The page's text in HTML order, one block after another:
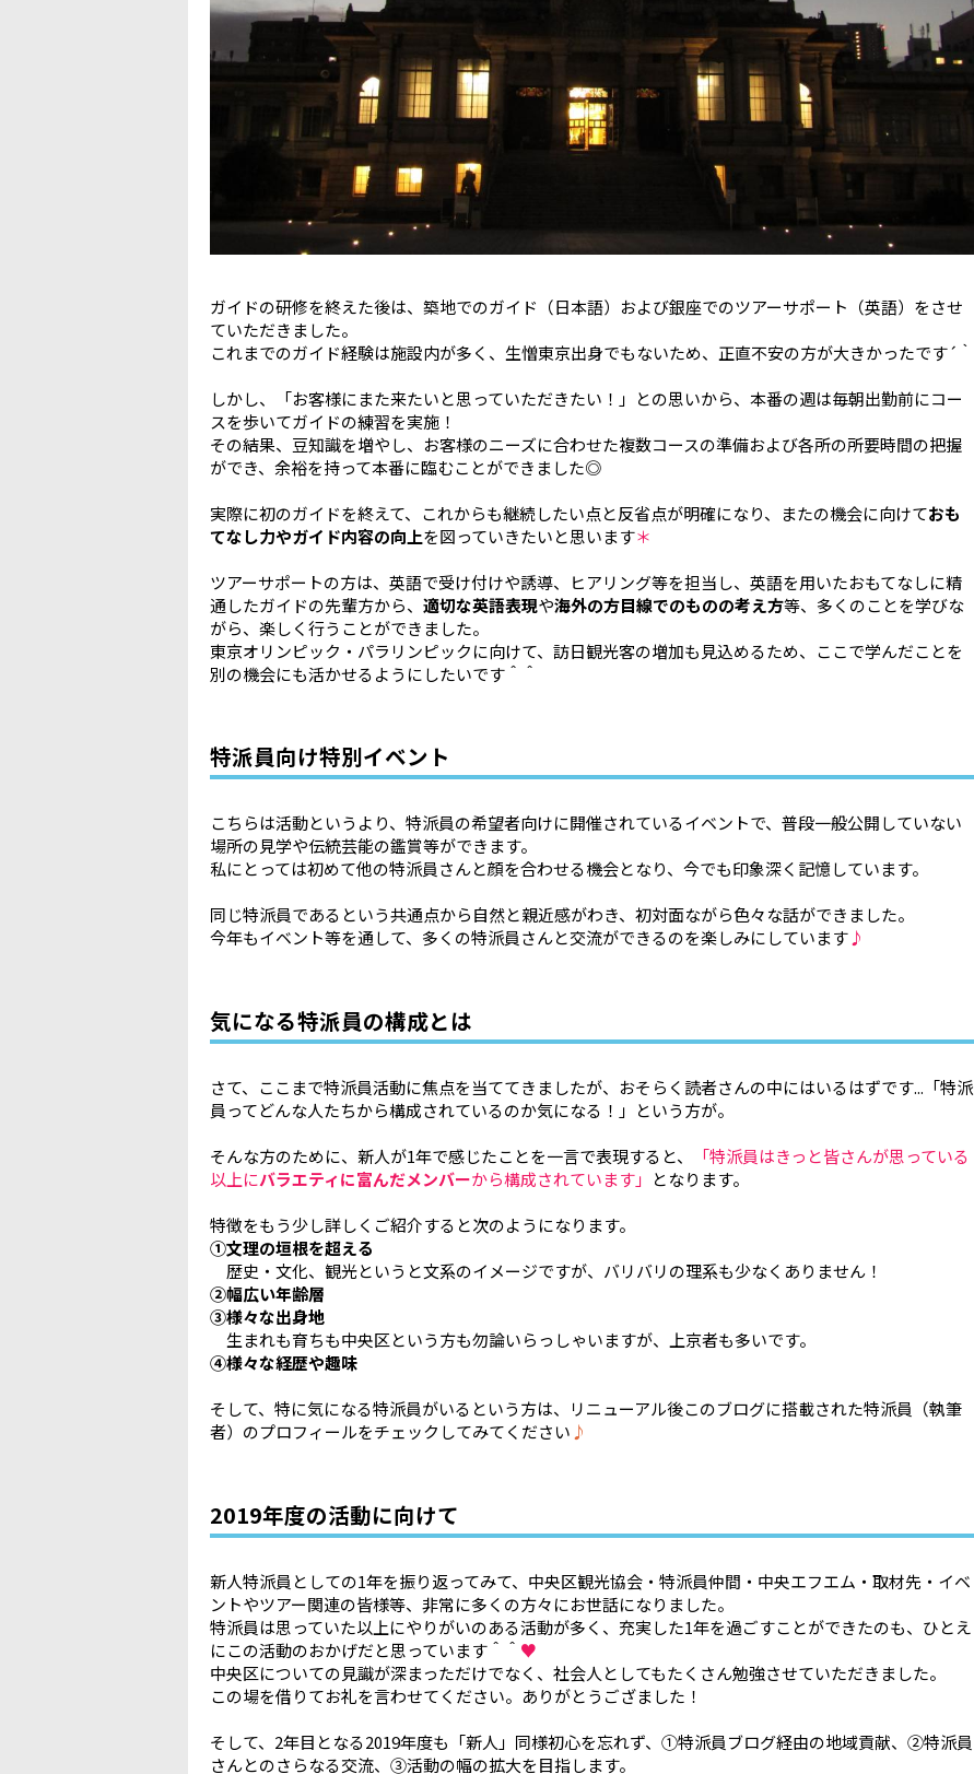
ガイドの研修を終えた後は、築地でのガイド（日本語）および銀座でのツアーサポート（英語）をさせ
ていただきました。
これまでのガイド経験は施設内が多く、生憎東京出身でもないため、正直不安の方が大きかったです´｀
しかし、「お客様にまた来たいと思っていただきたい！」との思いから、本番の週は毎朝出勤前にコー
スを歩いてガイドの練習を実施！
その結果、豆知識を増やし、お客様のニーズに合わせた複数コースの準備および各所の所要時間の把握
ができ、余裕を持って本番に臨むことができました◎
実際に初のガイドを終えて、これからも継続したい点と反省点が明確になり、またの機会に向けておも
てなし力やガイド内容の向上を図っていきたいと思います＊
ツアーサポートの方は、英語で受け付けや誘導、ヒアリング等を担当し、英語を用いたおもてなしに精
通したガイドの先輩方から、 適切な英語表現や海外の方目線でのものの考え方等、多くのことを学びな
がら、楽しく行うことができました。
東京オリンピック・パラリンピックに向けて、訪日観光客の増加も見込めるため、ここで学んだことを
別の機会にも活かせるようにしたいです＾＾
特派員向け特別イベント
こちらは活動というより、特派員の希望者向けに開催されているイベントで、普段一般公開していない
場所の見学や伝統芸能の鑑賞等ができます。
私にとっては初めて他の特派員さんと顔を合わせる機会となり、今でも印象深く記憶しています。
同じ特派員であるという共通点から自然と親近感がわき、初対面ながら色々な話ができました。
今年もイベント等を通して、多くの特派員さんと交流ができるのを楽しみにしています♪
気になる特派員の構成とは
さて、ここまで特派員活動に焦点を当ててきましたが、おそらく読者さんの中にはいるはずです...「特派
員ってどんな人たちから構成されているのか気になる！」という方が。
そんな方のために、新人が1年で感じたことを一言で表現すると、
「特派員はきっと皆さんが思っている
以上にバラエティに富んだメンバーから構成されています」 となります。
特徴をもう少し詳しくご紹介すると次のようになります。
①文理の垣根を超える
歴史・文化、観光というと文系のイメージですが、バリバリの理系も少なくありません！
②幅広い年齢層
③様々な出身地
生まれも育ちも中央区という方も勿論いらっしゃいますが、上京者も多いです。
④様々な経歴や趣味
そして、特に気になる特派員がいるという方は、リニューアル後このブログに搭載された特派員（執筆
者）のプロフィールをチェックしてみてください ♪
2019年度の活動に向けて
新人特派員としての1年を振り返ってみて、中央区観光協会・特派員仲間・中央エフエム・取材先・イベ
ントやツアー関連の皆様等、非常に多くの方々にお世話になりました。
特派員は思っていた以上にやりがいのある活動が多く、充実した1年を過ごすことができたのも、ひとえ
にこの活動のおかげだと思っています＾＾ ♥
中央区についての見識が深まっただけでなく、社会人としてもたくさん勉強させていただきました。
この場を借りてお礼を言わせてください。ありがとうござました！
そして、2年目となる2019年度も「新人」同様初心を忘れず、①特派員ブログ経由の地域貢献、②特派員
さんとのさらなる交流、③活動の幅の拡大を目指します。